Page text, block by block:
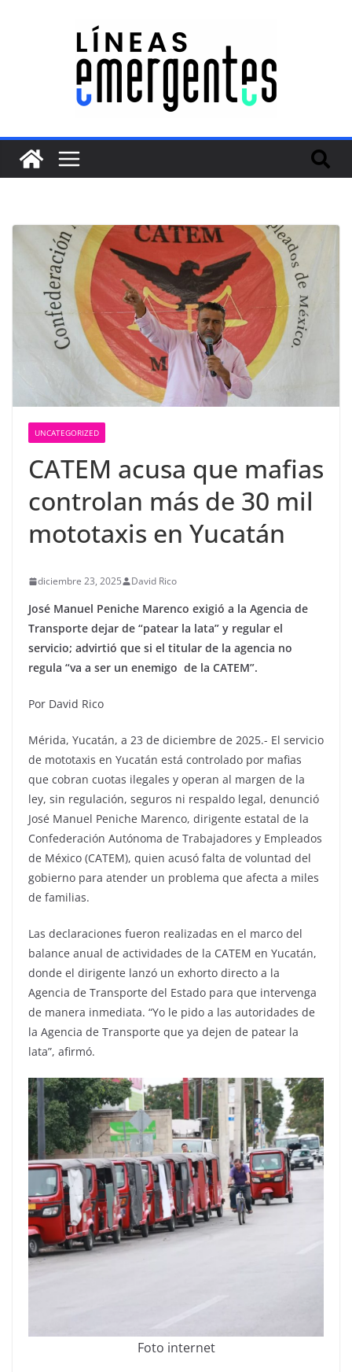
UNCATEGORIZED
CATEM acusa que mafias
controlan más de 30 mil
mototaxis en Yucatán
diciembre 23, 2025 David Rico
José Manuel Peniche Marenco exigió a la Agencia de
Transporte dejar de “patear la lata” y regular el
servicio; advirtió que si el titular de la agencia no
regula “va a ser un enemigo de la CATEM”.
Por David Rico
Mérida, Yucatán, a 23 de diciembre de 2025.- El servicio
de mototaxis en Yucatán está controlado por mafias
que cobran cuotas ilegales y operan al margen de la
ley, sin regulación, seguros ni respaldo legal, denunció
José Manuel Peniche Marenco, dirigente estatal de la
Confederación Autónoma de Trabajadores y Empleados
de México (CATEM), quien acusó falta de voluntad del
gobierno para atender un problema que afecta a miles
de familias.
Las declaraciones fueron realizadas en el marco del
balance anual de actividades de la CATEM en Yucatán,
donde el dirigente lanzó un exhorto directo a la
Agencia de Transporte del Estado para que intervenga
de manera inmediata. “Yo le pido a las autoridades de
la Agencia de Transporte que ya dejen de patear la
lata”, afirmó.
Foto internet